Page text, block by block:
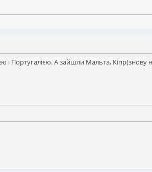
і Португалією. А зайшли Мальта,